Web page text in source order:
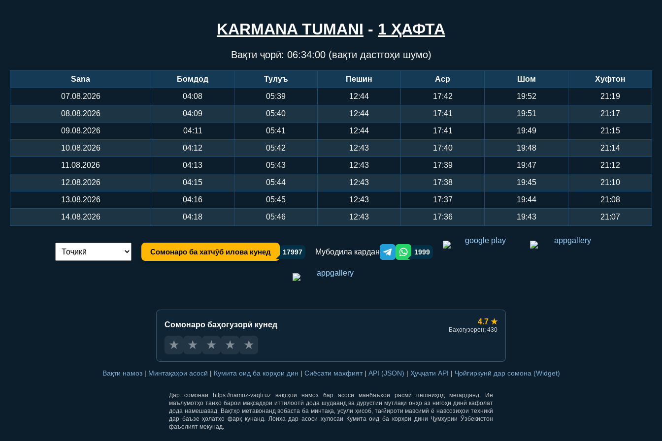
KARMANA TUMANI - 1 ҲАФТА
Вақти ҷорӣ: 06:34:00(вақти дастгоҳи шумо)
Sana Бомдод Тулуъ Пешин Аср Шом Хуфтон
07.08.2026 04:08 05:39 12:44 17:42 19:52 21:19
08.08.2026 04:09 05:40 12:44 17:41 19:51 21:17
09.08.2026 04:11 05:41 12:44 17:41 19:49 21:15
10.08.2026 04:12 05:42 12:43 17:40 19:48 21:14
11.08.2026 04:13 05:43 12:43 17:39 19:47 21:12
12.08.2026 04:15 05:44 12:43 17:38 19:45 21:10
13.08.2026 04:16 05:45 12:43 17:37 19:44 21:08
14.08.2026 04:18 05:46 12:43 17:36 19:43 21:07
Иваз кардани забон: Сомонаро ба хатчӯб илова кунед 17997 Мубодила кардан Telegram orqali ulashish
WhatsApp orqali ulashish
1999
Сомонаро баҳогузорӣ кунед 4.7 ★
Баҳогузорон: 430
★ ★ ★ ★ ★
Вақти намоз | Минтақаҳои асосӣ | Кумита оид ба корҳои дин | Сиёсати махфият | API (JSON) | Ҳуҷҷати API | Ҷойгиркунӣ дар сомона (Widget)
Дар сомонаи https://namoz-vaqti.uz вақтҳои намоз бар асоси манбаъҳои расмӣ пешниҳод мегарданд. Ин
маълумотҳо танҳо барои мақсадҳои иттилоотӣ дода шудаанд ва дурустии мутлақи онҳо аз нигоҳи динӣ кафолат
дода намешавад. Вақтҳо метавонанд вобаста ба минтақа, усули ҳисоб, тағйироти мавсимӣ ё навсозиҳои техникӣ
дар баъзе ҳолатҳо фарқ кунанд. Лоиҳа дар асоси хулосаи Кумита оид ба корҳои дини Ҷумҳурии Ӯзбекистон
фаъолият мекунад.